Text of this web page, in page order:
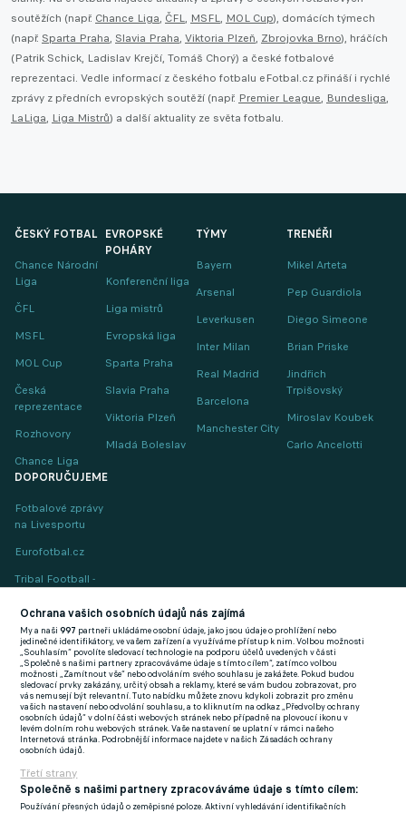
soutěžích (např. Chance Liga, ČFL, MSFL, MOL Cup), domácích týmech
(např. Sparta Praha, Slavia Praha, Viktoria Plzeň, Zbrojovka Brno), hráčích
(Patrik Schick, Ladislav Krejčí, Tomáš Chorý) a české fotbalové
reprezentaci. Vedle informací z českého fotbalu eFotbal.cz přináší i rychlé
zprávy z předních evropských soutěží (např. Premier League, Bundesliga,
LaLiga, Liga Mistrů) a další aktuality ze světa fotbalu.
ČESKÝ FOTBAL
Chance Národní
Liga
ČFL
MSFL
MOL Cup
Česká
reprezentace
Rozhovory
Chance Liga
EVROPSKÉ
POHÁRY
Konferenční liga
Liga mistrů
Evropská liga
Sparta Praha
Slavia Praha
Viktoria Plzeň
Mladá Boleslav
TÝMY
Bayern
Arsenal
Leverkusen
Inter Milan
Real Madrid
Barcelona
Manchester City
TRENÉŘI
Mikel Arteta
Pep Guardiola
Diego Simeone
Brian Priske
Jindřich
Trpišovský
Miroslav Koubek
Carlo Ancelotti
DOPORUČUJEME
Fotbalové zprávy
na Livesportu
Eurofotbal.cz
Tribal Football -
(EN)
FlashFutbal (SK)
Tenisportal.cz
Tenisové zprávy
na Livesportu
Podmínky užití GDPR a žurnalistika
Ochrana vašich osobních údajů nás zajímá
My a naši997 partneři ukládáme osobní údaje, jako jsou údaje o prohlížení nebo
jedinečné identifikátory, ve vašem zařízení a využíváme přístup k nim. Volbou možnosti
„Souhlasím“ povolíte sledovací technologie na podporu účelů uvedených v části
„Společně s našimi partnery zpracováváme údaje s tímto cílem“, zatímco volbou
možnosti „Zamítnout vše“ nebo odvoláním svého souhlasu je zakážete. Pokud budou
sledovací prvky zakázány, určitý obsah a reklamy, které se vám budou zobrazovat, pro
vás nemusejí být relevantní. Tuto nabídku můžete znovu kdykoli zobrazit pro změnu
vašich nastavení nebo odvolání souhlasu, a to kliknutím na odkaz „Předvolby ochrany
osobních údajů“ v dolní části webových stránek nebo případně na plovoucí ikonu v
levém dolním rohu webových stránek. Vaše nastavení se uplatní v rámci našeho
Internetová stránka. Podrobnější informace najdete v našich Zásadách ochrany
osobních údajů.
Třetí strany
Společně s našimi partnery zpracováváme údaje s tímto cílem:
Používání přesných údajů o zeměpisné poloze. Aktivní vyhledávání identifikačních